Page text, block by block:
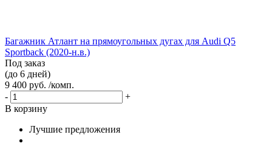
Багажник Атлант на прямоугольных дугах для Audi Q5
Sportback (2020-н.в.)
Под заказ
(до 6 дней)
9 400 руб. /комп.
-
+
В корзину
Лучшие предложения